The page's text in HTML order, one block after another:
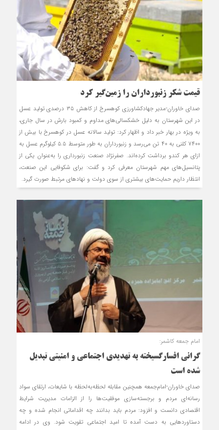
قیمت شکر زنبورداران را زمین‌گیر کرد
صدای خاوران-مدیر جهادکشاورزی کوهسرخ از کاهش ۳۵ درصدی تولید عسل
در این شهرستان به دلیل خشکسالی‌های مداوم و کمبود بارش در سال جاری،
به ویژه در بهار خبر داد و اظهار کرد: تولید سالانه عسل در کوهسرخ با بیش از
۷۴۰۰ کلنی به ۴۰ تن می‌رسد و زنبورداران به طور متوسط ۵.۵ کیلوگرم عسل به
ازای هر کندو برداشت کرده‌اند. صفرنژاد صنعت زنبورداری را به‌عنوان یکی از
پتانسیل‌های مهم شهرستان معرفی کرد و گفت: برای شکوفایی این صنعت،
انتظار داریم حمایت‌های بیشتری از سوی دولت و نهادهای مرتبط صورت گیرد.
امام جمعه کاشمر:
گرانی افسارگسیخته به تهدیدی اجتماعی و امنیتی تبدیل
شده است
صدای خاوران-امام‌جمعه همچنین مقابله لحظه‌به‌لحظه با شایعات، ارتقای سواد
رسانه‌ای مردم و برجسته‌سازی موفقیت‌ها را از الزامات مدیریت شرایط
اقتصادی دانست و افزود: مردم باید بدانند چه اقداماتی انجام شده و چه
دستاوردهایی به دست آمده تا امید اجتماعی تقویت شود. وی در ادامه